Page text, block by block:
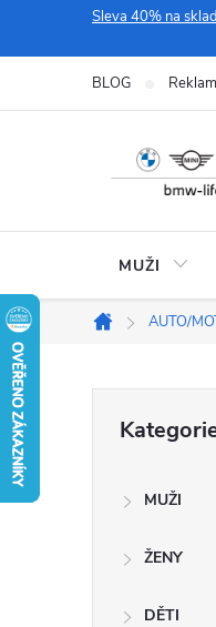
Sleva 40% na
BLOG
MUŽI
Domů
AUTO/
kategorie
MUŽI
ŽENY
DĚTI